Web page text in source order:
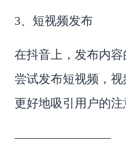
3、短视频发布
在抖音上，发布内
尝试发布短视频，视
更好地吸引用户的注
————————